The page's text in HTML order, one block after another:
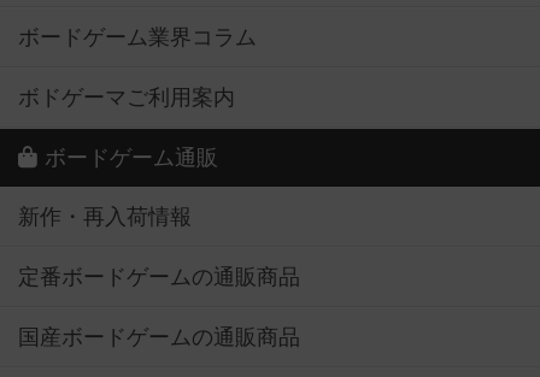
ボードゲーム業界コラム
ボドゲーマご利用案内
ボードゲーム通販
新作・再入荷情報
定番ボードゲームの通販商品
国産ボードゲームの通販商品